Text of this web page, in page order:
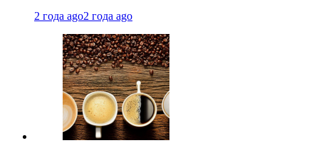
2 года ago2 года ago